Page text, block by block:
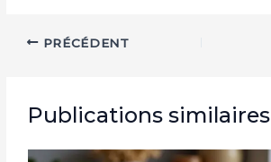
PRÉCÉDENT
Publications similaires